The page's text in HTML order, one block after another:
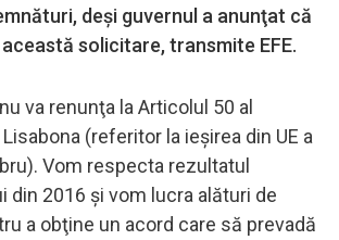
deşi guvernul a anunţat că
solicitare, transmite EFE.
va renunţa la Articolul 50 al
(referitor la ieşirea din UE a
Vom respecta rezultatul
din 2016 şi vom lucra alături de
a obţine un acord care să prevadă